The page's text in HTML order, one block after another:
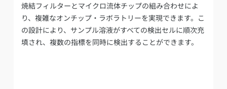
焼結フィルターとマイクロ流体チップの組み合わせによ
り、複雑なオンチップ・ラボラトリーを実現できます。こ
の設計により、サンプル溶液がすべての検出セルに順次充
填され、複数の指標を同時に検出することができます。